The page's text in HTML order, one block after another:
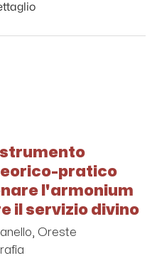
pratico
l'armonium
il servizio divino
Oreste